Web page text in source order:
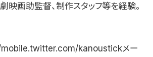
映画助監督、制作スタッフ等を経験。
kanoustickメー